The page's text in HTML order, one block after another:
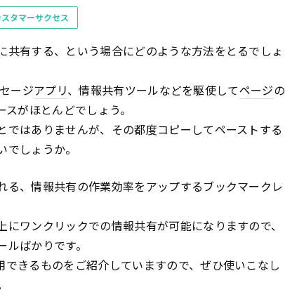
タマーサクセス
共有する、という場合にどのような方法をとるでしょ
ージアプリ、情報共有ツールなどを駆使してページの
がほとんどでしょう。
はありませんが、その都度コピーしてペーストする
しょうか。
る、情報共有の作業効率をアップするブックマークレ
ワンクリックでの情報共有が可能になりますので、
ばかりです。
きるものをご紹介していますので、ぜひ使いこなし